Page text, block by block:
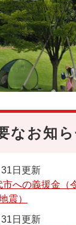
なお知
日更新
市への義援金（
震）
日更新